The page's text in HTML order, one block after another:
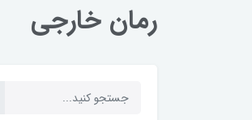
رمان خارجی